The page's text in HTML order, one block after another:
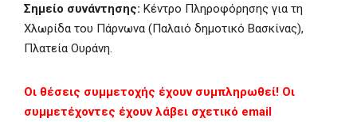
Σημείο συνάντησης: Κέντρο Πληροφόρησης για τη
Χλωρίδα του Πάρνωνα (Παλαιό δημοτικό Βασκίνας),
Πλατεία Ουράνη.
Οι θέσεις συμμετοχής έχουν συμπληρωθεί! Οι
συμμετέχοντες έχουν λάβει σχετικό email